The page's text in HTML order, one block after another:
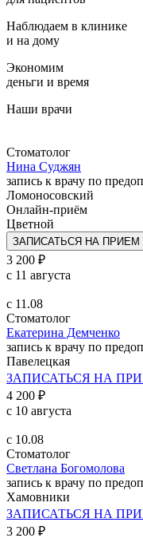
Наблюдаем в клинике
и на дому
Экономим
деньги и время
Наши врачи
Стоматолог
Нина Суджян
запись к врачу по
Ломоносовский
Онлайн-приём
Цветной
ЗАПИСАТЬСЯ НА ПРИЕМ
3 200 ₽
с 11 августа
с 11.08
Стоматолог
Екатерина Демченко
запись к врачу по
Павелецкая
ЗАПИСАТЬСЯ НА
4 200 ₽
с 10 августа
с 10.08
Стоматолог
Светлана Богомолова
запись к врачу по
Хамовники
ЗАПИСАТЬСЯ НА
3 200 ₽